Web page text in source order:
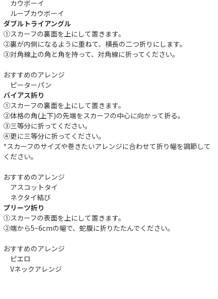
件
カウボーイ
ループカウボーイ
ダブルトライアングル
①スカーフの裏面を上にして置きます。
②裏が内側になるように重ねて、横長の二つ折りにします。
③対角線上の角と角を持って、対角線に折ってください。
おすすめのアレンジ
ピーターパン
バイアス折り
①スカーフの裏面を上にして置きます。
②体格の角(上下)の先端をスカーフの中心に向かって折る。
③三等分に折ってください。
④更に三等分に折ってください。
*スカーフのサイズや巻きたいアレンジに合わせて折り幅を調節して
ください。
おすすめのアレンジ
アスコットタイ
ネクタイ結び
プリーツ折り
①スカーフの表面を上にして置きます。
②端から5~6cmの幅で、蛇腹に折りたたんでください。
おすすめのアレンジ
ピエロ
Vネックアレンジ